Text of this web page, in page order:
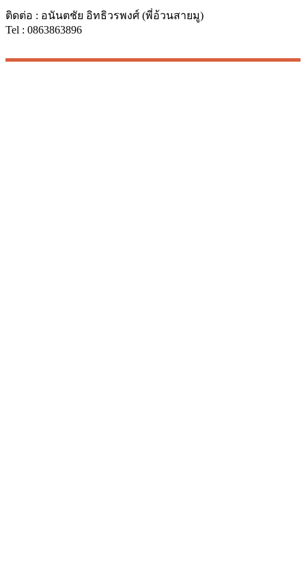
ติดต่อ : อนันตชัย อิทธิวรพงศ์ (พี่อ้วนสายมู)
Tel : 0863863896